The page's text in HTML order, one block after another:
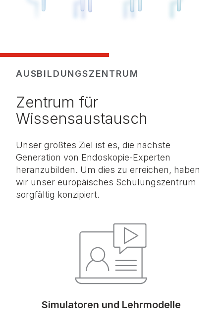
AUSBILDUNGSZENTRUM
Zentrum für
Wissensaustausch
Unser größtes Ziel ist es, die nächste
Generation von Endoskopie-Experten
heranzubilden. Um dies zu erreichen, haben
wir unser europäisches Schulungszentrum
sorgfältig konzipiert.
Simulatoren und Lehrmodelle